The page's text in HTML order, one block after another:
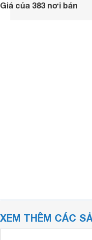
Giá của 383 nơi bán
XEM THÊM CÁC